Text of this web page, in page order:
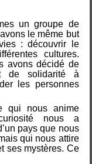
un groupe de
le même but
: découvrir le
cultures.
avons décidé de
de solidarité à
les personnes
qui nous anime
nous a
pays que nous
qui nous attire
ses mystères. Ce